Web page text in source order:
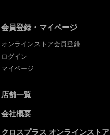
会員登録・マイページ
オンラインストア会員登録
ログイン
マイページ
店舗一覧
会社概要
クロスプラス オンラインストア